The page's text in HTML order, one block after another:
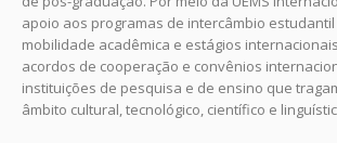
apoio aos programas de intercâmbio
mobilidade acadêmica e estágios
acordos de cooperação e convênios
instituições de pesquisa e de ensino que
âmbito cultural, tecnológico, científico e